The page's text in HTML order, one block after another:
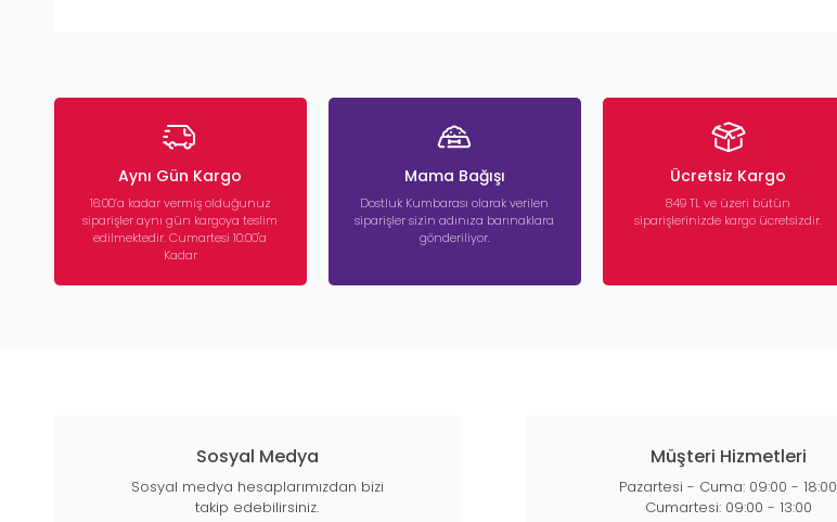
Aynı Gün Kargo
16:00’a kadar vermiş olduğunuz
siparişler aynı gün kargoya teslim
edilmektedir. Cumartesi 10:00'a
Kadar
Mama Bağışı
Dostluk Kumbarası olarak verilen
siparişler sizin adınıza barınaklara
gönderiliyor.
Ücretsiz Kargo
849 TL ve üzeri bütün
siparişlerinizde kargo ücretsizdir.
Sosyal Medya
Sosyal medya hesaplarımızdan bizi
takip edebilirsiniz.
Müşteri Hizmetleri
Pazartesi - Cuma: 09:00 - 18:00
Cumartesi: 09:00 - 13:00